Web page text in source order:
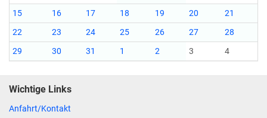
15
16 17 18 19 20
21
22
23 24 25 26 27
28
29
30 31 1 2 3 4
Wichtige Links
Anfahrt/Kontakt